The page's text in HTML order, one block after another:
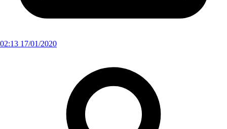
02:13 17/01/2020